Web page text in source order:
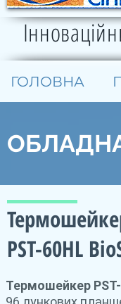
ГОЛОВНА
PST-60HL
Термошейкер